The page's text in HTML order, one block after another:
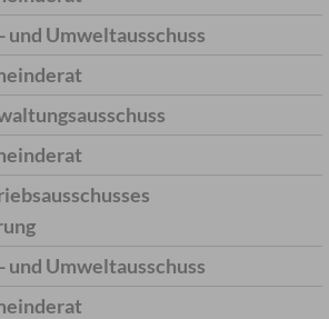
und Umweltausschuss
und Umweltausschuss